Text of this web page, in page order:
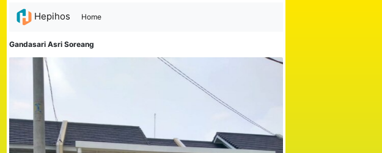
Hepihos Home(current)
Gandasari Asri Soreang